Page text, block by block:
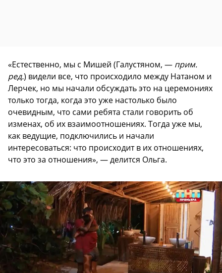
«Естественно, мы с Мишей (Галустяном, — прим.
ред.) видели все, что происходило между Натаном и
Лерчек, но мы начали обсуждать это на церемониях
только тогда, когда это уже настолько было
очевидным, что сами ребята стали говорить об
изменах, об их взаимоотношениях. Тогда уже мы,
как ведущие, подключились и начали
интересоваться: что происходит в их отношениях,
что это за отношения», — делится Ольга.